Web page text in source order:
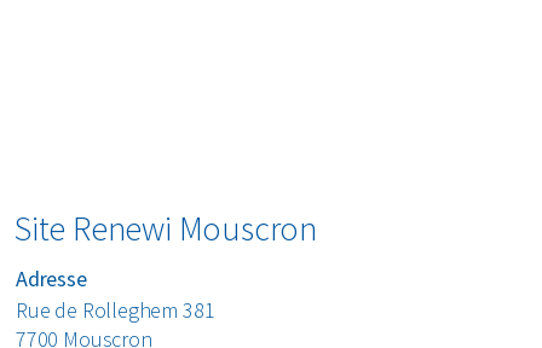
Site Renewi Mouscron
Adresse
Rue de Rolleghem 381
7700 Mouscron